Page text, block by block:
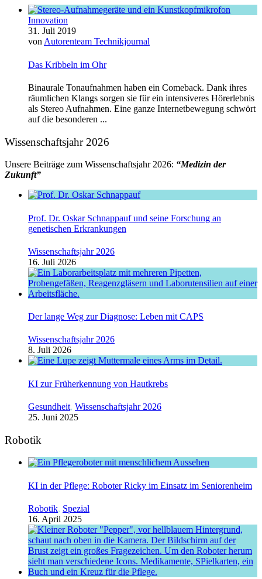
Innovation
31. Juli 2019
von Autorenteam Technikjournal
Das Kribbeln im Ohr
Binaurale Tonaufnahmen haben ein Comeback. Dank ihres
räumlichen Klangs sorgen sie für ein intensiveres Hörerlebnis
als Stereo Aufnahmen. Eine ganze Internetbewegung schwört
auf die besonderen ...
Wissenschaftsjahr 2026
Unsere Beiträge zum Wissenschaftsjahr 2026: “Medizin der
Zukunft”
Prof. Dr. Oskar Schnappauf und seine Forschung an
genetischen Erkrankungen
Wissenschaftsjahr 2026
16. Juli 2026
Der lange Weg zur Diagnose: Leben mit CAPS
Wissenschaftsjahr 2026
8. Juli 2026
KI zur Früherkennung von Hautkrebs
Gesundheit, Wissenschaftsjahr 2026
25. Juni 2025
Robotik
KI in der Pflege: Roboter Ricky im Einsatz im Seniorenheim
Robotik, Spezial
16. April 2025